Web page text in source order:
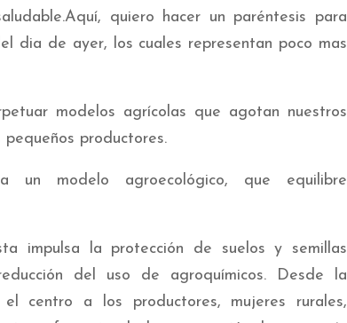
quiero hacer un paréntesis para
dia de ayer, los cuales representan poco mas
modelos agrícolas que agotan nuestros
productores.
un modelo agroecológico, que equilibre
impulsa la protección de suelos y semillas
del uso de agroquímicos. Desde la
centro a los productores, mujeres rurales,